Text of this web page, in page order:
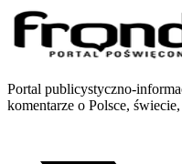
Portal publicystyczno-
komentarze o Polsce,